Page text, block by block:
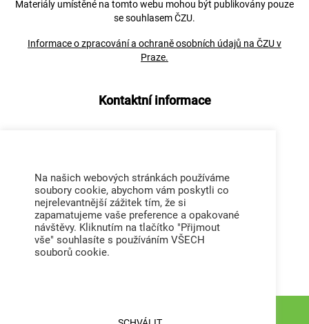
Materiály umístěné na tomto webu mohou být publikovány pouze
se souhlasem ČZU.
Informace o zpracování a ochraně osobních údajů na ČZU v
Praze.
Kontaktní informace
165 00 Praha – Suchdol
IČO: 60460709
DIČ: CZ60460709
ID datové schránky ČZU: 3hdj9cb
Tel. ústředna: +420 224 381 111
Na našich webových stránkách používáme
soubory cookie, abychom vám poskytli co
nejrelevantnější zážitek tím, že si
zapamatujeme vaše preference a opakované
návštěvy. Kliknutím na tlačítko "Přijmout
vše" souhlasíte s používáním VŠECH
souborů cookie.